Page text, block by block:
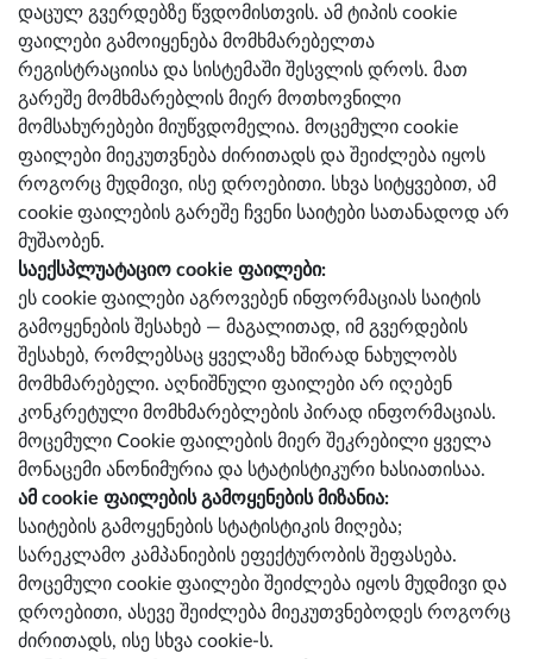
დაცულ გვერდებზე წვდომისთვის. ამ ტიპის cookie
ფაილები გამოიყენება მომხმარებელთა
რეგისტრაციისა და სისტემაში შესვლის დროს. მათ
გარეშე მომხმარებლის მიერ მოთხოვნილი
მომსახურებები მიუწვდომელია. მოცემული cookie
ფაილები მიეკუთვნება ძირითადს და შეიძლება იყოს
როგორც მუდმივი, ისე დროებითი. სხვა სიტყვებით, ამ
cookie ფაილების გარეშე ჩვენი საიტები სათანადოდ არ
მუშაობენ.
საექსპლუატაციო cookie ფაილები:
ეს cookie ფაილები აგროვებენ ინფორმაციას საიტის
გამოყენების შესახებ — მაგალითად, იმ გვერდების
შესახებ, რომლებსაც ყველაზე ხშირად ნახულობს
მომხმარებელი. აღნიშნული ფაილები არ იღებენ
კონკრეტული მომხმარებლების პირად ინფორმაციას.
მოცემული Cookie ფაილების მიერ შეკრებილი ყველა
მონაცემი ანონიმურია და სტატისტიკური ხასიათისაა.
ამ cookie ფაილების გამოყენების მიზანია:
საიტების გამოყენების სტატისტიკის მიღება;
სარეკლამო კამპანიების ეფექტურობის შეფასება.
მოცემული cookie ფაილები შეიძლება იყოს მუდმივი და
დროებითი, ასევე შეიძლება მიეკუთვნებოდეს როგორც
ძირითადს, ისე სხვა cookie-ს.